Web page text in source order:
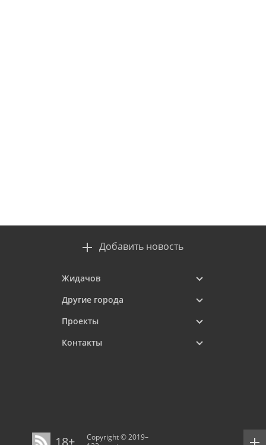
Добавить новость
Жидачов
Другие города
Проекты
Контакты
18+
Copyright © 2019–